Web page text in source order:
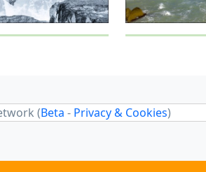
(Beta - Privacy & Cookies)